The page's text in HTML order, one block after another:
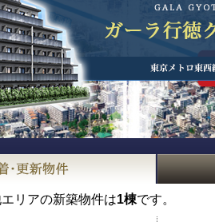
リアの新築物件は1棟です。